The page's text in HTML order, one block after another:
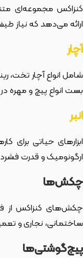
کنزاکس مجموعه‌ای
ارائه می‌دهد که نیاز
آچار
شامل انواع آچار تخت،
بست انواع پیچ و مهره
انبر
ابزارهای حیاتی برای
ارگونومیک و قدرت
چکش‌ها
چکش‌های کنزاکس از
ساختمانی، نجاری و
پیچ‌گوشتی‌ها